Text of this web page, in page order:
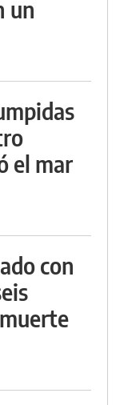
un
el mar
con